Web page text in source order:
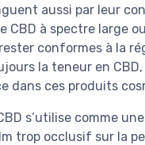
aussi par leur
CBD à spectre large
conformes à la
la teneur en
dans ces produits
s’utilise comme
trop occlusif sur la